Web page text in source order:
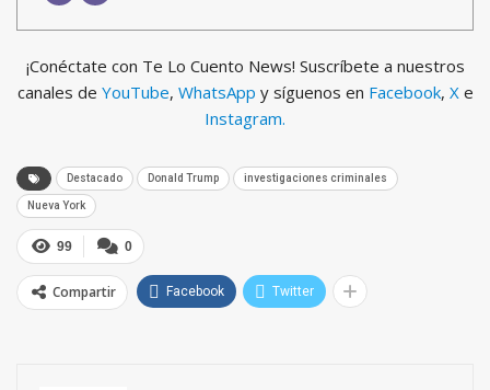
¡Conéctate con Te Lo Cuento News! Suscríbete a nuestros
canales de YouTube, WhatsApp y síguenos en Facebook, X e
Instagram.
Destacado Donald Trump investigaciones criminales
Nueva York
0
99
Compartir Facebook Twitter